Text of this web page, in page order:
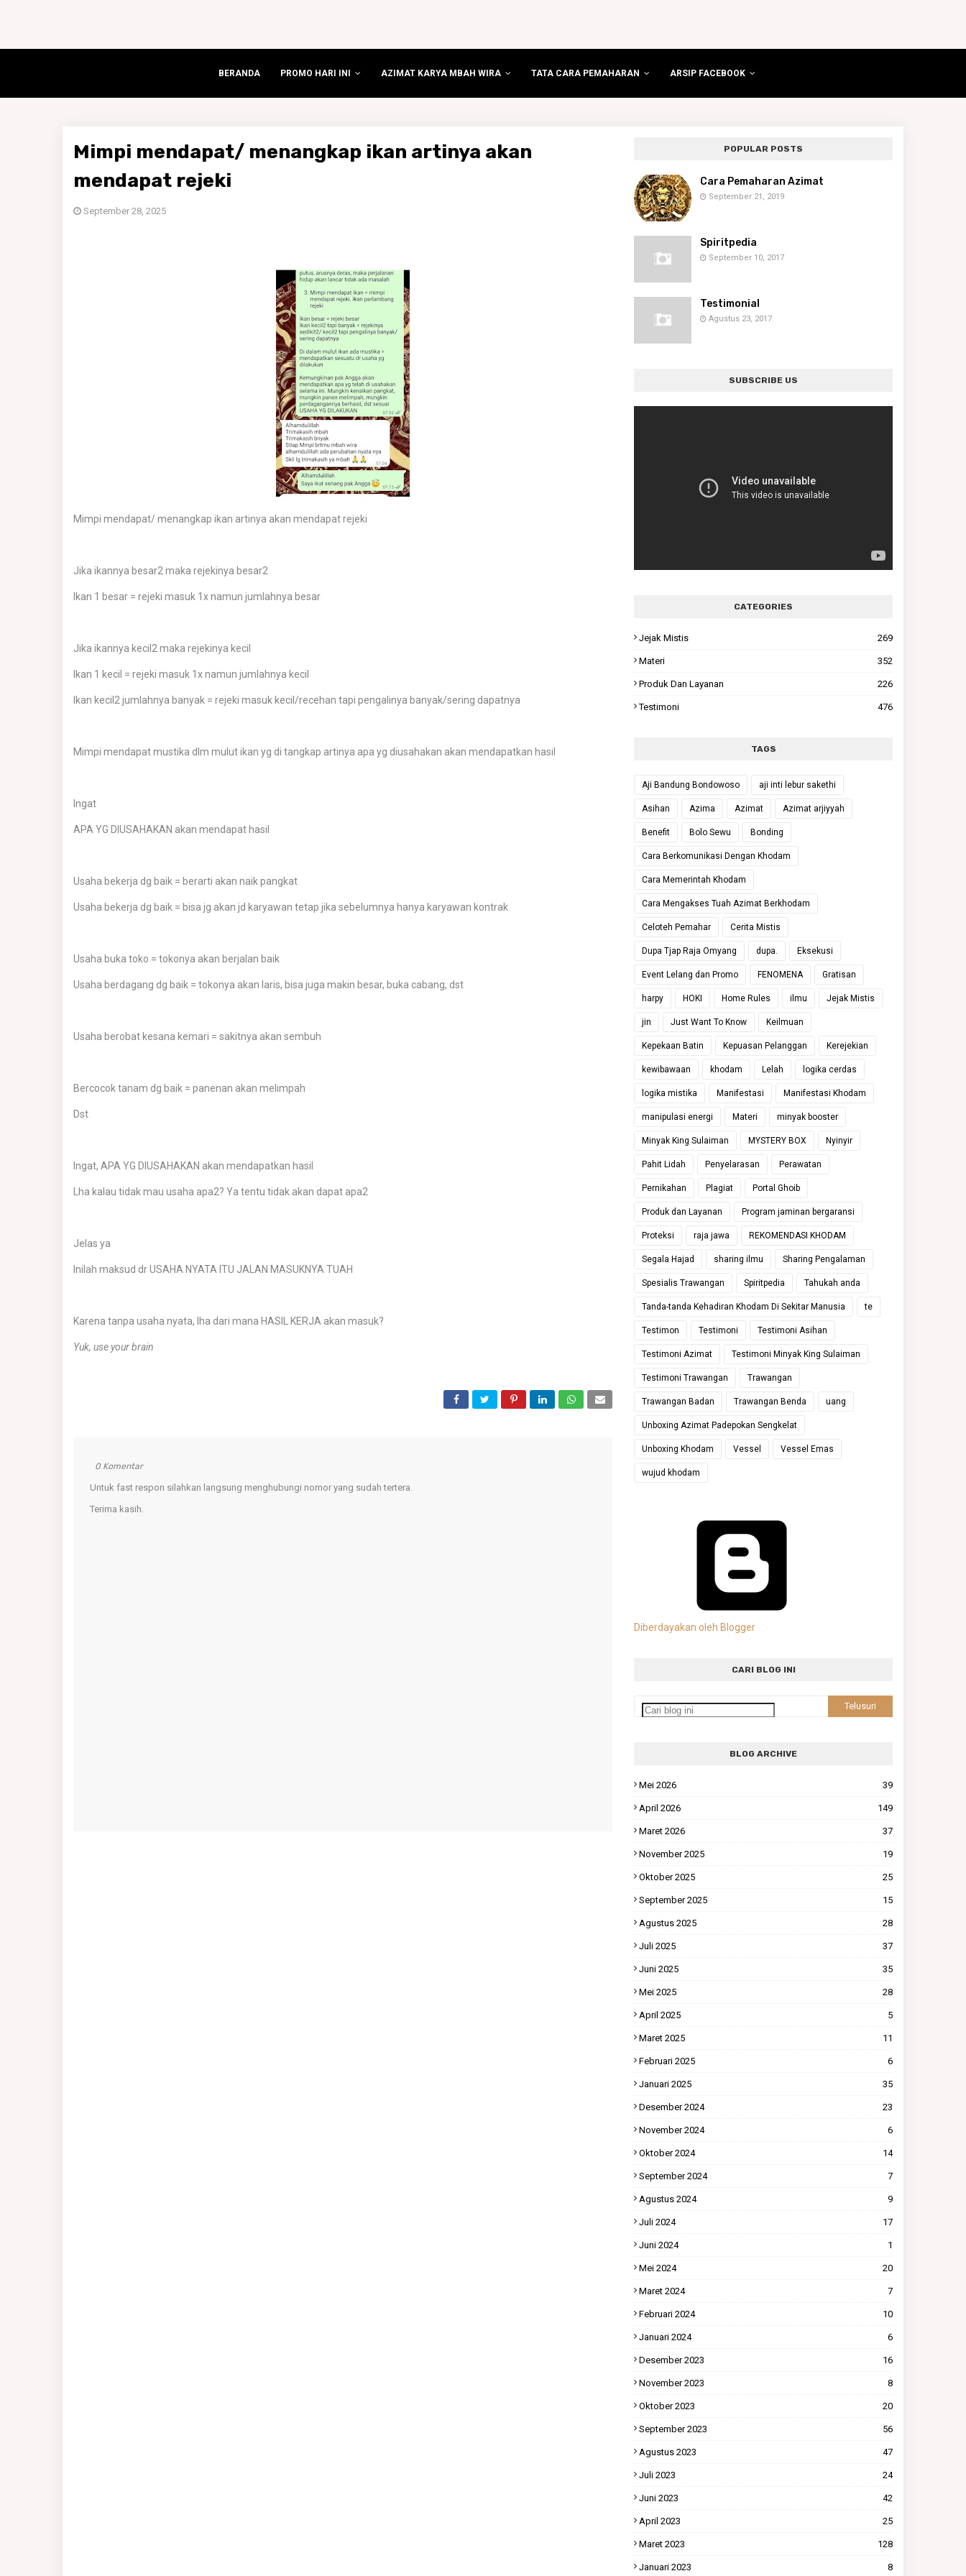
BERANDA PROMO HARI INI AZIMAT KARYA MBAH WIRA TATA CARA PEMAHARAN ARSIP FACEBOOK
Mimpi mendapat/ menangkap ikan artinya akan
mendapat rejeki
September 28, 2025
Mimpi mendapat/ menangkap ikan artinya akan mendapat rejeki
Jika ikannya besar2 maka rejekinya besar2
Ikan 1 besar = rejeki masuk 1x namun jumlahnya besar
Jika ikannya kecil2 maka rejekinya kecil
Ikan 1 kecil = rejeki masuk 1x namun jumlahnya kecil
Ikan kecil2 jumlahnya banyak = rejeki masuk kecil/recehan tapi pengalinya banyak/sering dapatnya
Mimpi mendapat mustika dlm mulut ikan yg di tangkap artinya apa yg diusahakan akan mendapatkan hasil
Ingat
APA YG DIUSAHAKAN akan mendapat hasil
Usaha bekerja dg baik = berarti akan naik pangkat
Usaha bekerja dg baik = bisa jg akan jd karyawan tetap jika sebelumnya hanya karyawan kontrak
Usaha buka toko = tokonya akan berjalan baik
Usaha berdagang dg baik = tokonya akan laris, bisa juga makin besar, buka cabang, dst
Usaha berobat kesana kemari = sakitnya akan sembuh
Bercocok tanam dg baik = panenan akan melimpah
Dst
Ingat, APA YG DIUSAHAKAN akan mendapatkan hasil
Lha kalau tidak mau usaha apa2? Ya tentu tidak akan dapat apa2
Jelas ya
Inilah maksud dr USAHA NYATA ITU JALAN MASUKNYA TUAH
Karena tanpa usaha nyata, lha dari mana HASIL KERJA akan masuk?
Yuk, use your brain
0 Komentar
Untuk fast respon silahkan langsung menghubungi nomor yang sudah tertera.
Terima kasih.
POPULAR POSTS
Cara Pemaharan Azimat
September 21, 2019
Spiritpedia
September 10, 2017
Testimonial
Agustus 23, 2017
SUBSCRIBE US
CATEGORIES
Jejak Mistis 269
Materi 352
Produk Dan Layanan 226
Testimoni 476
TAGS
Aji Bandung Bondowoso aji inti lebur sakethi
Asihan Azima Azimat Azimat arjiyyah
Benefit Bolo Sewu Bonding
Cara Berkomunikasi Dengan Khodam
Cara Memerintah Khodam
Cara Mengakses Tuah Azimat Berkhodam
Celoteh Pemahar Cerita Mistis
Dupa Tjap Raja Omyang dupa. Eksekusi
Event Lelang dan Promo FENOMENA Gratisan
harpy HOKI Home Rules ilmu Jejak Mistis
jin Just Want To Know Keilmuan
Kepekaan Batin Kepuasan Pelanggan Kerejekian
kewibawaan khodam Lelah logika cerdas
logika mistika Manifestasi Manifestasi Khodam
manipulasi energi Materi minyak booster
Minyak King Sulaiman MYSTERY BOX Nyinyir
Pahit Lidah Penyelarasan Perawatan
Pernikahan Plagiat Portal Ghoib
Produk dan Layanan Program jaminan bergaransi
Proteksi raja jawa REKOMENDASI KHODAM
Segala Hajad sharing ilmu Sharing Pengalaman
Spesialis Trawangan Spiritpedia Tahukah anda
Tanda-tanda Kehadiran Khodam Di Sekitar Manusia te
Testimon Testimoni Testimoni Asihan
Testimoni Azimat Testimoni Minyak King Sulaiman
Testimoni Trawangan Trawangan
Trawangan Badan Trawangan Benda uang
Unboxing Azimat Padepokan Sengkelat
Unboxing Khodam Vessel Vessel Emas
wujud khodam
Diberdayakan oleh Blogger
CARI BLOG INI
BLOG ARCHIVE
Mei 2026 39
April 2026 149
Maret 2026 37
November 2025 19
Oktober 2025 25
September 2025 15
Agustus 2025 28
Juli 2025 37
Juni 2025 35
Mei 2025 28
April 2025 5
Maret 2025 11
Februari 2025 6
Januari 2025 35
Desember 2024 23
November 2024 6
Oktober 2024 14
September 2024 7
Agustus 2024 9
Juli 2024 17
Juni 2024 1
Mei 2024 20
Maret 2024 7
Februari 2024 10
Januari 2024 6
Desember 2023 16
November 2023 8
Oktober 2023 20
September 2023 56
Agustus 2023 47
Juli 2023 24
Juni 2023 42
April 2023 25
Maret 2023 128
Januari 2023 8